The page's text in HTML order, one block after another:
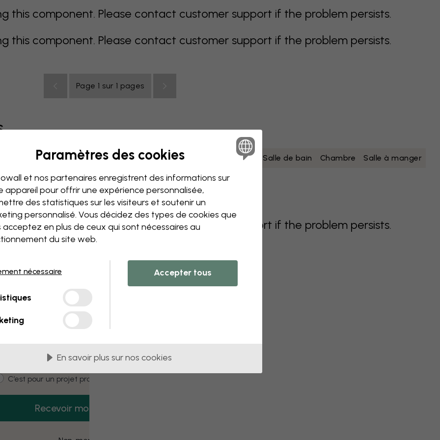
this component. Please contact customer support if the problem persists.
this component. Please contact customer support if the problem persists.
Page 1 sur 1 pages
orange rose mauve rouge turquoise jaune Salle de bain Chambre Salle à manger
bébé Bureau Chambre ado Plafond
this component. Please contact customer support if the problem persists.
3 échantillons offerts
Recevez 3 échantillons gratuits dès
aujourd’hui.
type
C’est pour un projet pro
Recevoir mon code
Paramètres des cookies
et nos partenaires enregistrent des informations sur
appareil pour offrir une expérience personnalisée,
des statistiques sur les visiteurs et soutenir un
personnalisé. Vous décidez des types de cookies que
acceptez en plus de ceux qui sont nécessaires au
du site web.
nécessaire Accepter tous
En savoir plus sur nos cookies